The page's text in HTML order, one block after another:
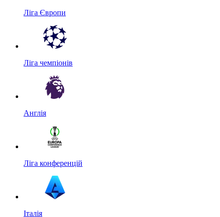
Ліга Європи
Ліга чемпіонів
Англія
Ліга конференцій
Італія